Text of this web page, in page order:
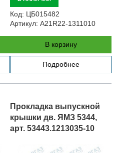
Код: ЦБ015482
Артикул: A21R22-1311010
В корзину
Подробнее
Прокладка выпускной
крышки дв. ЯМЗ 5344,
арт. 53443.1213035-10